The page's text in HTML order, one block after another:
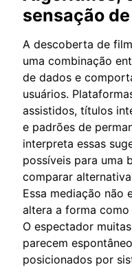
sensação
A descoberta de
uma combinação
de dados e
usuários.
assistidos, títulos
e padrões de
interpreta essas
possíveis para uma
comparar
Essa mediação não
altera a forma
O espectador
parecem
posicionados por